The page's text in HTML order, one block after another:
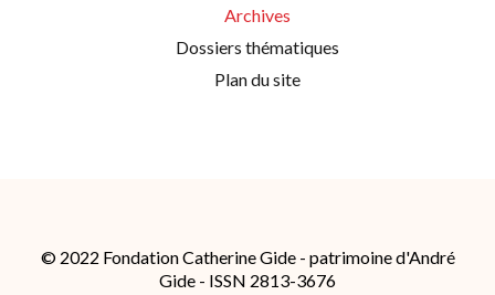
Archives
Dossiers thématiques
Plan du site
© 2022 Fondation Catherine Gide - patrimoine d'André
Gide - ISSN 2813-3676